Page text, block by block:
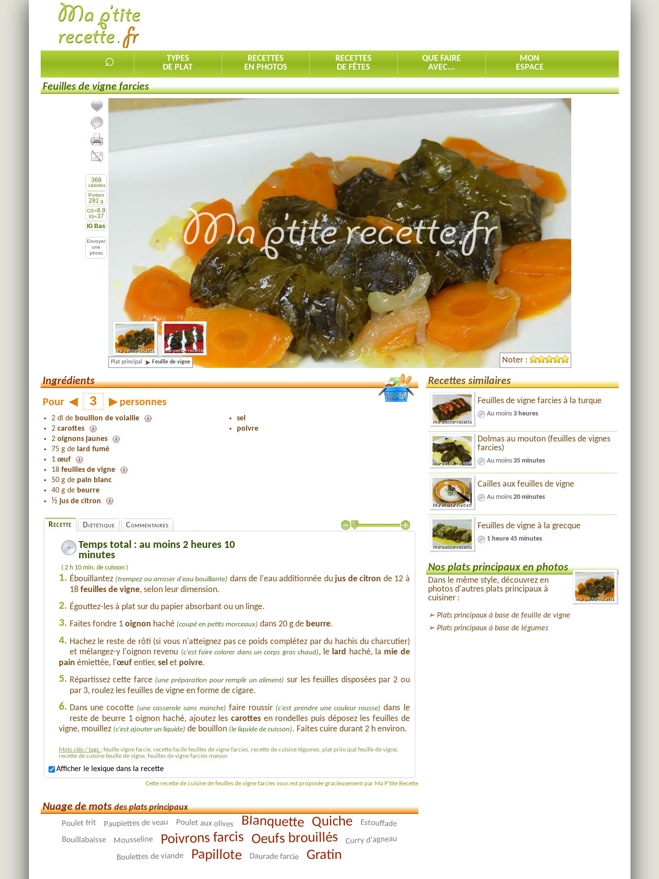
⌕
TYPES
DE PLAT
RECETTES
EN PHOTOS
RECETTES
DE FÊTES
QUE FAIRE
AVEC...
MON
ESPACE
Feuilles de vigne farcies
Ajouter la recette à mes favorites
368
calories
Portion
281 g
CG=8.9
IG=37
IG Bas
Envoyer
une
photo
Plat principal Feuille de vigne Noter :
Ingrédients
Pour ◀ ▶ personnes
2 dl de bouillon de volaille
2 carottes
2 oignons jaunes
75 g de lard fumé
1 œuf
18 feuilles de vigne
50 g de pain blanc
40 g de beurre
½ jus de citron
sel
poivre
Recette Diététique Commentaires
Temps total : au moins 2 heures 10
minutes
( 2 h 10 min. de cuisson )
1. Ébouillantez (trempez ou arroser d'eau bouillante) dans de l'eau additionnée du jus de citron de 12 à
18 feuilles de vigne, selon leur dimension.
2. Égouttez-les à plat sur du papier absorbant ou un linge.
3. Faites fondre 1 oignon haché (coupé en petits morceaux) dans 20 g de beurre.
4. Hachez le reste de rôti (si vous n'atteignez pas ce poids complétez par du hachis du charcutier)
et mélangez-y l'oignon revenu (c'est faire colorer dans un corps gras chaud), le lard haché, la mie de
pain émiettée, l'œufentier, selet poivre.
5. Répartissez cette farce (une préparation pour remplir un aliment) sur les feuilles disposées par 2 ou
par 3, roulez les feuilles de vigne en forme de cigare.
6. Dans une cocotte (une casserole sans manche) faire roussir (c'est prendre une couleur rousse) dans le
reste de beurre 1 oignon haché, ajoutez les carottesen rondelles puis déposez les feuilles de
vigne, mouillez (c'est ajouter un liquide) de bouillon (le liquide de cuisson). Faites cuire durant 2 h environ.
Mots clés / tags : feuille vigne farcie, recette facile feuilles de vigne farcies, recette de cuisine légumes, plat principal feuille de vigne,
recette de cuisine feuille de vigne, feuilles de vigne farcies maison
Afficher le lexique dans la recette
Cette recette de cuisine de feuilles de vigne farcies vous est proposée gracieusement par Ma P'tite Recette
Nuage de motsdes plats principaux
Poulet frit Paupiettes de veau Poulet aux olives Blanquette Quiche Estouffade
Bouillabaisse Mousseline Poivrons farcis Oeufs brouillés Curry d'agneau
Boulettes de viande Papillote Daurade farcie Gratin
Recettes similaires
Feuilles de vigne farcies à la turque
Au moins 3 heures
Dolmas au mouton (feuilles de vignes
farcies)
Au moins 35 minutes
Cailles aux feuilles de vigne
Au moins 20 minutes
Feuilles de vigne à la grecque
1 heure 45 minutes
Nos plats principaux en photos
Dans le même style, découvrez en
photos d'autres plats principaux à
cuisiner :
Plats principaux à base de feuille de vigne
Plats principaux à base de légumes